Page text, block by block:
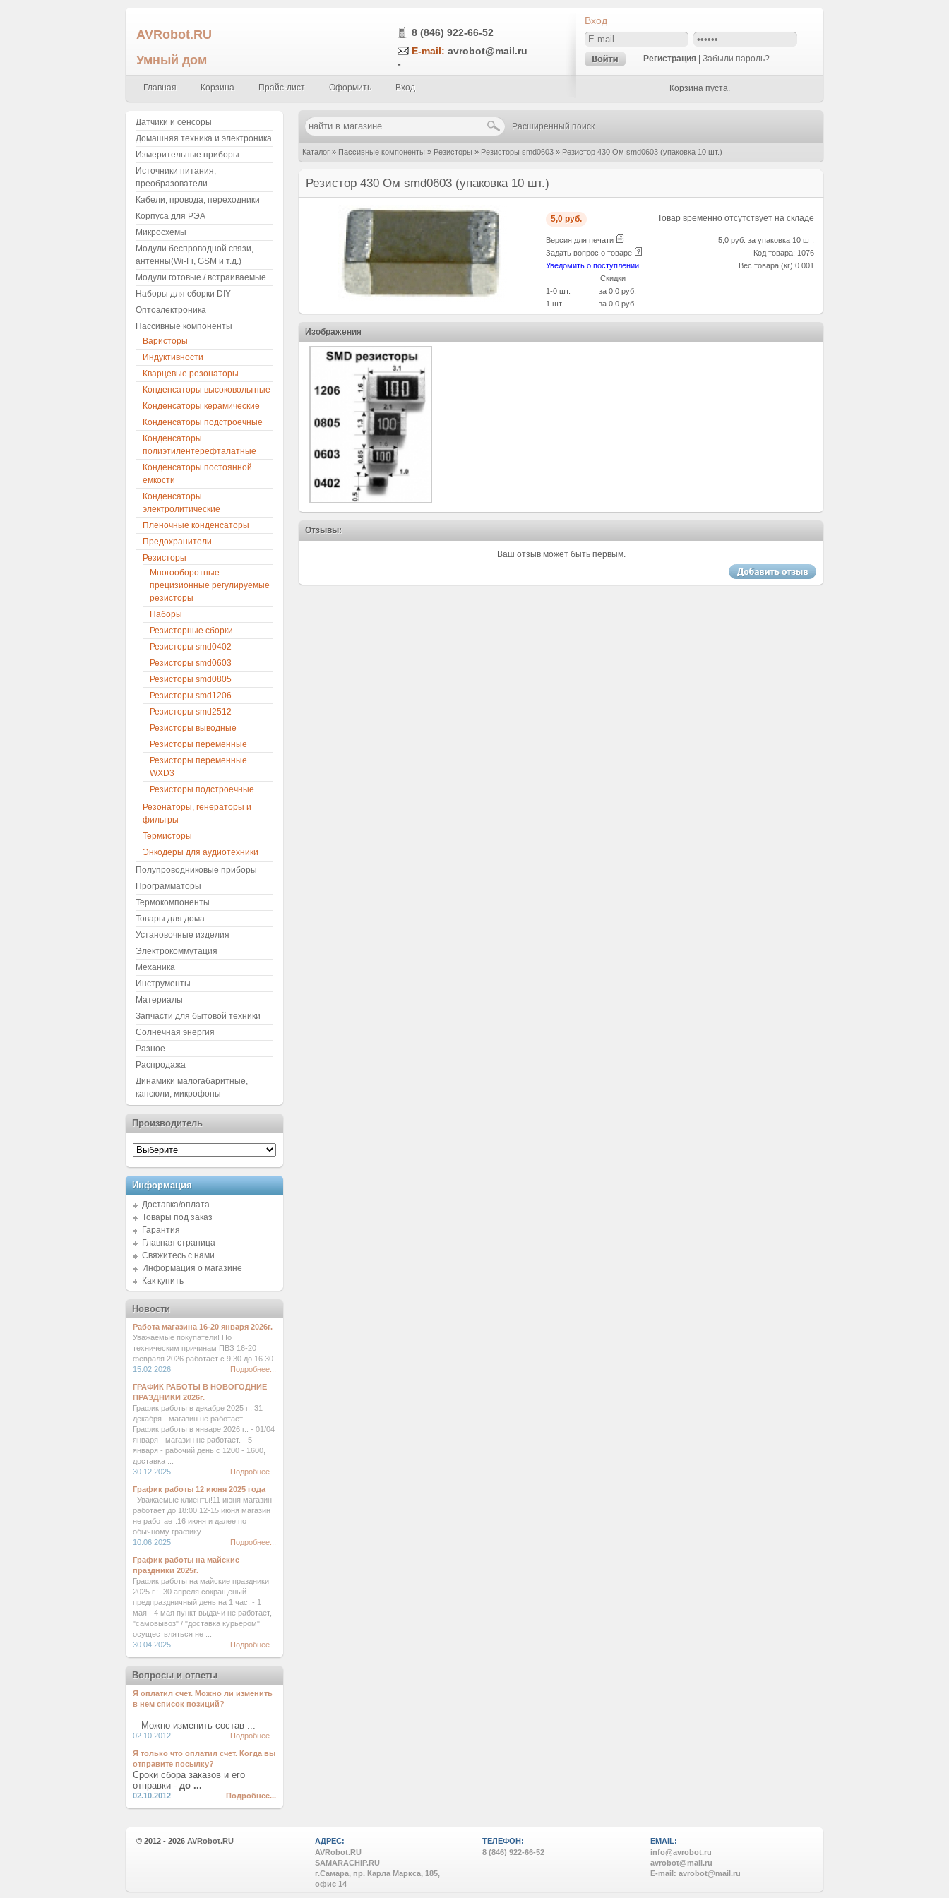
AVRobot.RU
Умный дом
8 (846) 922-66-52
E-mail: avrobot@mail.ru
-
Главная Корзина Прайс-лист Оформить Вход
Вход
Регистрация Забыли пароль?
Корзина пуста.
Расширенный поиск
Каталог » Пассивные компоненты » Резисторы » Резисторы smd0603 » Резистор 430 Ом smd0603 (упаковка 10 шт.)
Резистор 430 Ом smd0603 (упаковка 10 шт.)
5,0 руб. Товар временно отсутствует на складе
Версия для печати
Задать вопрос о товаре
Уведомить о поступлении
Скидки
1-0 шт.
за 0,0 руб.
1 шт.
за 0,0 руб.
5,0 руб. за упаковка 10 шт.
Код товара: 1076
Вес товара,(кг):0.001
Изображения
Отзывы:
Ваш отзыв может быть первым.
Датчики и сенсоры
Домашняя техника и электроника
Измерительные приборы
Источники питания,
преобразователи
Кабели, провода, переходники
Корпуса для РЭА
Микросхемы
Модули беспроводной связи,
антенны(Wi-Fi, GSM и т.д.)
Модули готовые / встраиваемые
Наборы для сборки DIY
Оптоэлектроника
Пассивные компоненты
Варисторы
Индуктивности
Кварцевые резонаторы
Конденсаторы высоковольтные
Конденсаторы керамические
Конденсаторы подстроечные
Конденсаторы
полиэтилентерефталатные
Конденсаторы постоянной
емкости
Конденсаторы
электролитические
Пленочные конденсаторы
Предохранители
Резисторы
Многооборотные
прецизионные регулируемые
резисторы
Наборы
Резисторные сборки
Резисторы smd0402
Резисторы smd0603
Резисторы smd0805
Резисторы smd1206
Резисторы smd2512
Резисторы выводные
Резисторы переменные
Резисторы переменные
WXD3
Резисторы подстроечные
Резонаторы, генераторы и
фильтры
Термисторы
Энкодеры для аудиотехники
Полупроводниковые приборы
Программаторы
Термокомпоненты
Товары для дома
Установочные изделия
Электрокоммутация
Механика
Инструменты
Материалы
Запчасти для бытовой техники
Солнечная энергия
Разное
Распродажа
Динамики малогабаритные,
капсюли, микрофоны
Производитель
Информация
Доставка/оплата
Товары под заказ
Гарантия
Главная страница
Свяжитесь с нами
Информация о магазине
Как купить
Новости
Работа магазина 16-20 января 2026г.
Уважаемые покупатели! По
техническим причинам ПВЗ 16-20
февраля 2026 работает с 9.30 до 16.30.
15.02.2026
Подробнее...
ГРАФИК РАБОТЫ В НОВОГОДНИЕ
ПРАЗДНИКИ 2026г.
График работы в декабре 2025 г.: 31
декабря - магазин не работает.
График работы в январе 2026 г.: - 01/04
января - магазин не работает. - 5
января - рабочий день с 1200 - 1600,
доставка ...
30.12.2025
Подробнее...
График работы 12 июня 2025 года
Уважаемые клиенты!11 июня магазин
работает до 18:00.12-15 июня магазин
не работает.16 июня и далее по
обычному графику. ...
10.06.2025
Подробнее...
График работы на майские
праздники 2025г.
График работы на майские праздники
2025 г.:- 30 апреля сокращеный
предпраздничный день на 1 час. - 1
мая - 4 мая пункт выдачи не работает,
"самовывоз" / "доставка курьером"
осуществляться не ...
30.04.2025
Подробнее...
Вопросы и ответы
Я оплатил счет. Можно ли изменить
в нем список позиций?
Можно изменить состав ...
02.10.2012 Подробнее...
Я только что оплатил счет. Когда вы
отправите посылку?
Сроки сбора заказов и его
отправки - до ...
02.10.2012 Подробнее...
© 2012 - 2026 AVRobot.RU
АДРЕС:
AVRobot.RU
SAMARACHIP.RU
г.Самара, пр. Карла Маркса, 185,
офис 14
ТЕЛЕФОН:
8 (846) 922-66-52
EMAIL:
info@avrobot.ru
avrobot@mail.ru
E-mail: avrobot@mail.ru